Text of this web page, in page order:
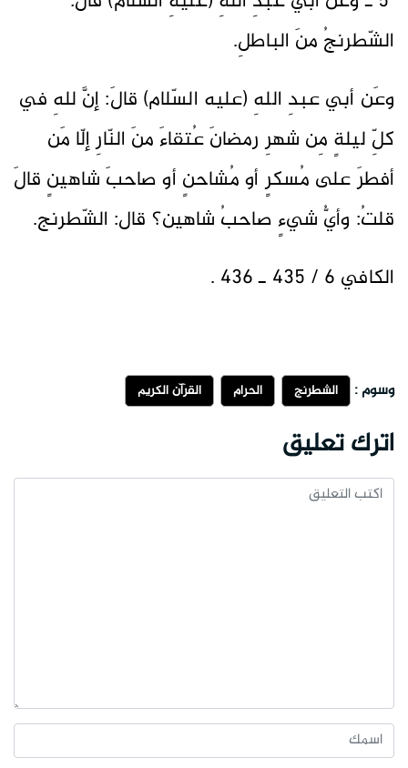
الشّطرنجُ منَ الباطلِ.
وعَن أبي عبدِ اللهِ (عليه السّلام) قالَ: إنَّ للهِ في
كلِّ ليلةٍ مِن شهرِ رمضانَ عُتقاءَ منَ النّارِ إلّا مَن
أفطرَ على مُسكرٍ أو مُشاحنٍ أو صاحبَ شاهينٍ قالَ
قلتُ: وأيُّ شيءٍ صاحبُ شاهين؟ قال: الشّطرنج.
الكافي 6 / 435 ـ 436 .
وسوم : الشطرنج الحرام القرآن الكريم
اترك تعليق